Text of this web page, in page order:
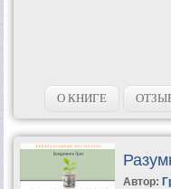
О КНИГЕ
Автор: